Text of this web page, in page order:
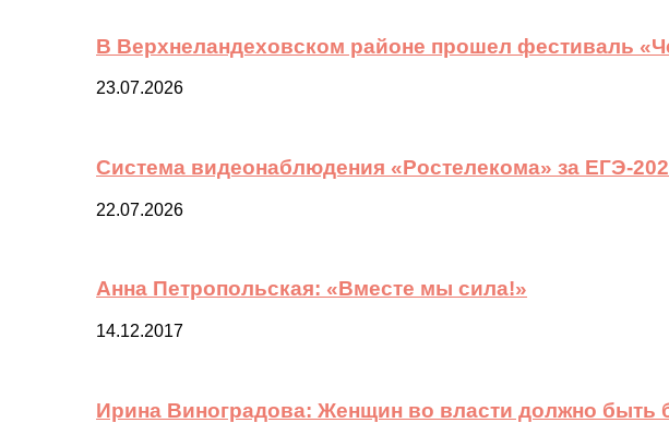
В Верхнеландеховском районе прошел фестиваль
23.07.2026
Система видеонаблюдения «Ростелекома» за ЕГЭ-
22.07.2026
Анна Петропольская: «Вместе мы сила!»
14.12.2017
Ирина Виноградова: Женщин во власти должно быть